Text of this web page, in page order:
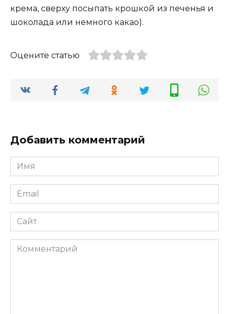
крема, сверху посыпать крошкой из печенья и
шоколада или немного какао).
Оцените статью
Добавить комментарий
Имя
*
Email
*
Сайт
Комментарий